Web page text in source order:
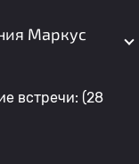
Маркус
встречи: (28